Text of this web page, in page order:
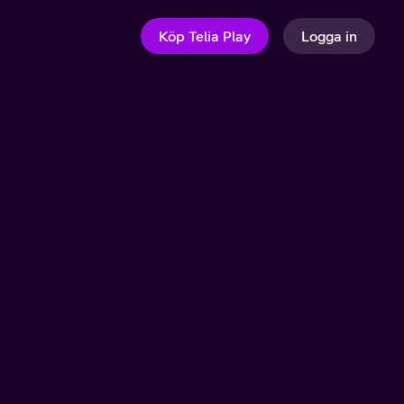
Köp Telia Play Logga in